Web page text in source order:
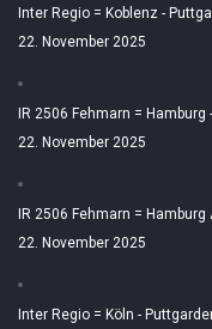
Inter Regio = Koblenz -
22. November 2025
IR 2506 Fehmarn =
22. November 2025
IR 2506 Fehmarn =
22. November 2025
Inter Regio = Köln -